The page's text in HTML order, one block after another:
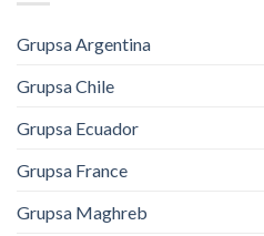
Grupsa Argentina
Grupsa Chile
Grupsa Ecuador
Grupsa France
Grupsa Maghreb